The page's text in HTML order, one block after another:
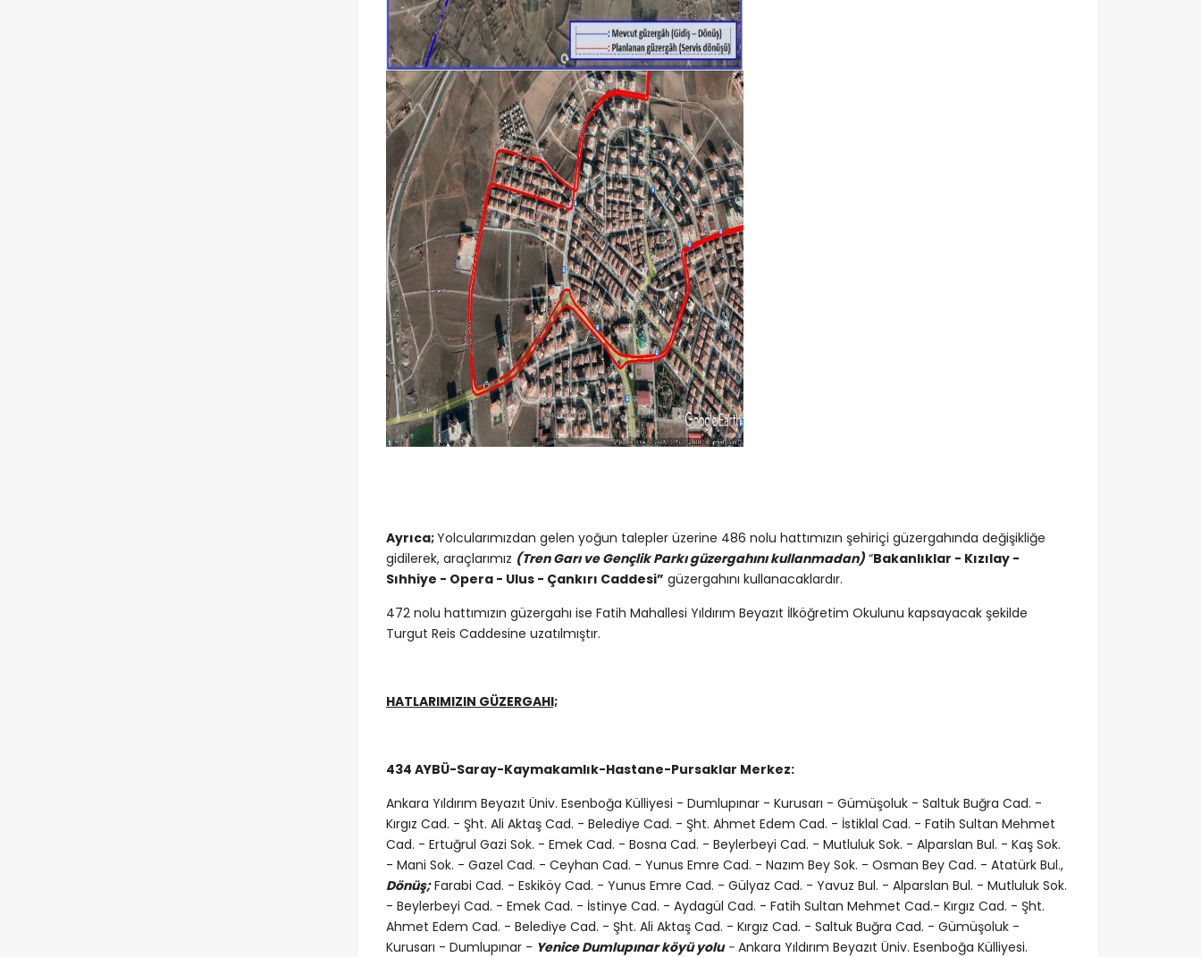
Ayrıca;Yolcularımızdan gelen yoğun talepler üzerine 486 nolu hattımızın şehiriçi güzergahında değişikliğe
gidilerek, araçlarımız (Tren Garı ve Gençlik Parkı güzergahını kullanmadan) “Bakanlıklar - Kızılay -
Sıhhiye - Opera - Ulus - Çankırı Caddesi” güzergahını kullanacaklardır.
472 nolu hattımızın güzergahı ise Fatih Mahallesi Yıldırım Beyazıt İlköğretim Okulunu kapsayacak şekilde
Turgut Reis Caddesine uzatılmıştır.
HATLARIMIZIN GÜZERGAHI;
434 AYBÜ-Saray-Kaymakamlık-Hastane-Pursaklar Merkez:
Ankara Yıldırım Beyazıt Üniv. Esenboğa Külliyesi - Dumlupınar - Kurusarı - Gümüşoluk - Saltuk Buğra Cad. -
Kırgız Cad. - Şht. Ali Aktaş Cad. - Belediye Cad. - Şht. Ahmet Edem Cad. - İstiklal Cad. - Fatih Sultan Mehmet
Cad. - Ertuğrul Gazi Sok. - Emek Cad. - Bosna Cad. - Beylerbeyi Cad. - Mutluluk Sok. - Alparslan Bul. - Kaş Sok.
- Mani Sok. - Gazel Cad. - Ceyhan Cad. - Yunus Emre Cad. - Nazım Bey Sok. - Osman Bey Cad. - Atatürk Bul.,
Dönüş;Farabi Cad. - Eskiköy Cad. - Yunus Emre Cad. - Gülyaz Cad. - Yavuz Bul. - Alparslan Bul. - Mutluluk Sok.
- Beylerbeyi Cad. - Emek Cad. - İstinye Cad. - Aydagül Cad. - Fatih Sultan Mehmet Cad.- Kırgız Cad. - Şht.
Ahmet Edem Cad. - Belediye Cad. - Şht. Ali Aktaş Cad. - Kırgız Cad. - Saltuk Buğra Cad. - Gümüşoluk -
Kurusarı - Dumlupınar - Yenice Dumlupınar köyü yolu- Ankara Yıldırım Beyazıt Üniv. Esenboğa Külliyesi.